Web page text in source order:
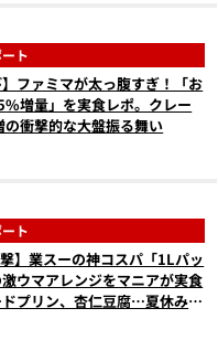
ト
】ファミマが太っ腹すぎ！「お
増量」を実食レポ。クレー
衝撃的な大盤振る舞い
ト
】業スーの神コスパ「1Lパッ
ウマアレンジをマニアが実食
プリン、杏仁豆腐…夏休みの
た